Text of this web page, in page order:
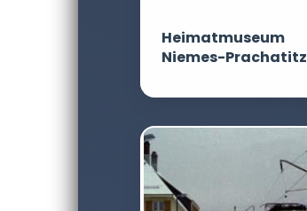
Heimatmuseum
Niemes-Prachatitz